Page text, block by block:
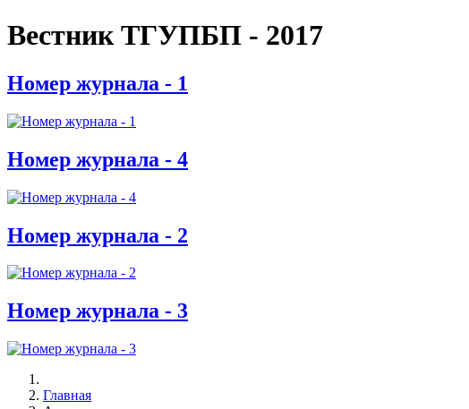
Вестник ТГУПБП - 2017
Номер журнала - 1
Номер журнала - 4
Номер журнала - 2
Номер журнала - 3
Главная